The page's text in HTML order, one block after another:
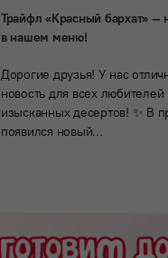
Трайфл «Красный бархат» —
в нашем меню!
Дорогие друзья! У нас
новость для всех любителей
изысканных десертов! ✨ В
появился новый…